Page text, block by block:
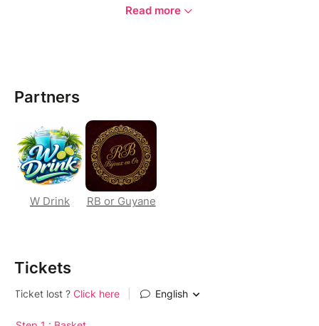
✨ Une ambiance de qualité
✨Des concepts originaux
✨ Une communauté qui aime faire la fête
Les Players — Plus qu’une soirée, une expérience.
Read more
Partners
W Drink RB or Guyane
Tickets